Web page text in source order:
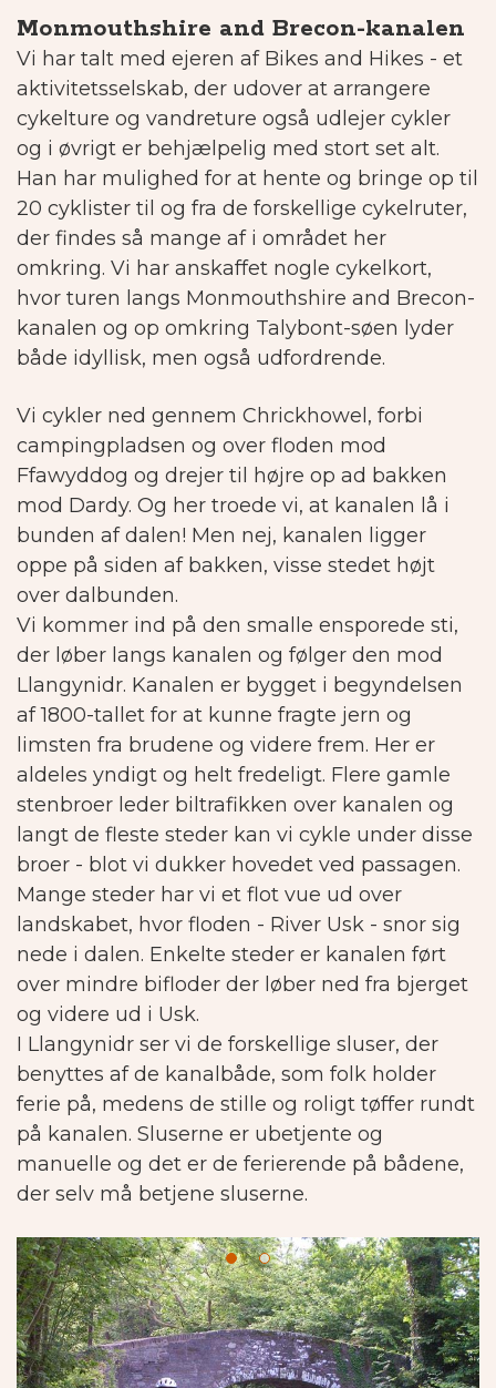
Monmouthshire and Brecon-kanalen
Vi har talt med ejeren af Bikes and Hikes - et
aktivitetsselskab, der udover at arrangere
cykelture og vandreture også udlejer cykler
og i øvrigt er behjælpelig med stort set alt.
Han har mulighed for at hente og bringe op til
20 cyklister til og fra de forskellige cykelruter,
der findes så mange af i området her
omkring. Vi har anskaffet nogle cykelkort,
hvor turen langs Monmouthshire and Brecon-
kanalen og op omkring Talybont-søen lyder
både idyllisk, men også udfordrende.
Vi cykler ned gennem Chrickhowel, forbi
campingpladsen og over floden mod
Ffawyddog og drejer til højre op ad bakken
mod Dardy. Og her troede vi, at kanalen lå i
bunden af dalen! Men nej, kanalen ligger
oppe på siden af bakken, visse stedet højt
over dalbunden.
Vi kommer ind på den smalle ensporede sti,
der løber langs kanalen og følger den mod
Llangynidr. Kanalen er bygget i begyndelsen
af 1800-tallet for at kunne fragte jern og
limsten fra brudene og videre frem. Her er
aldeles yndigt og helt fredeligt. Flere gamle
stenbroer leder biltrafikken over kanalen og
langt de fleste steder kan vi cykle under disse
broer - blot vi dukker hovedet ved passagen.
Mange steder har vi et flot vue ud over
landskabet, hvor floden - River Usk - snor sig
nede i dalen. Enkelte steder er kanalen ført
over mindre bifloder der løber ned fra bjerget
og videre ud i Usk.
I Llangynidr ser vi de forskellige sluser, der
benyttes af de kanalbåde, som folk holder
ferie på, medens de stille og roligt tøffer rundt
på kanalen. Sluserne er ubetjente og
manuelle og det er de ferierende på bådene,
der selv må betjene sluserne.